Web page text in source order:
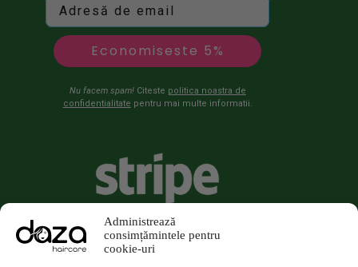
Economiseste 5%
Nu facem spam!Citeste politica noastra de
confidentialitate pentru mai multe informatii.
Administrează
consimțămintele pentru
cookie-uri